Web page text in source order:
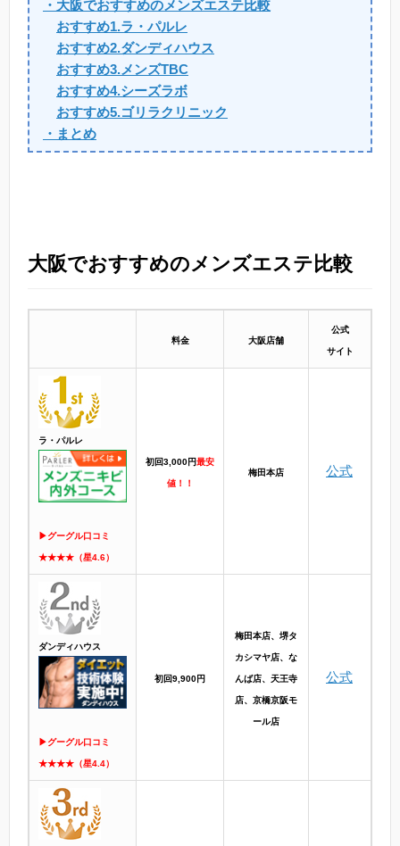
・大阪でおすすめのメンズエステ比較
おすすめ1.ラ・パルレ
おすすめ2.ダンディハウス
おすすめ3.メンズTBC
おすすめ4.シーズラボ
おすすめ5.ゴリラクリニック
・まとめ
大阪でおすすめのメンズエステ比較
料金 大阪店舗
公式
サイト
ラ・パルレ
▶グーグル口コミ
★★★★（星4.6）
初回3,000円最安
値！！
梅田本店 公式
ダンディハウス
▶グーグル口コミ
★★★★（星4.4）
初回9,900円
梅田本店、堺タ
カシマヤ店、な
んば店、天王寺
店、京橋京阪モ
ール店
公式